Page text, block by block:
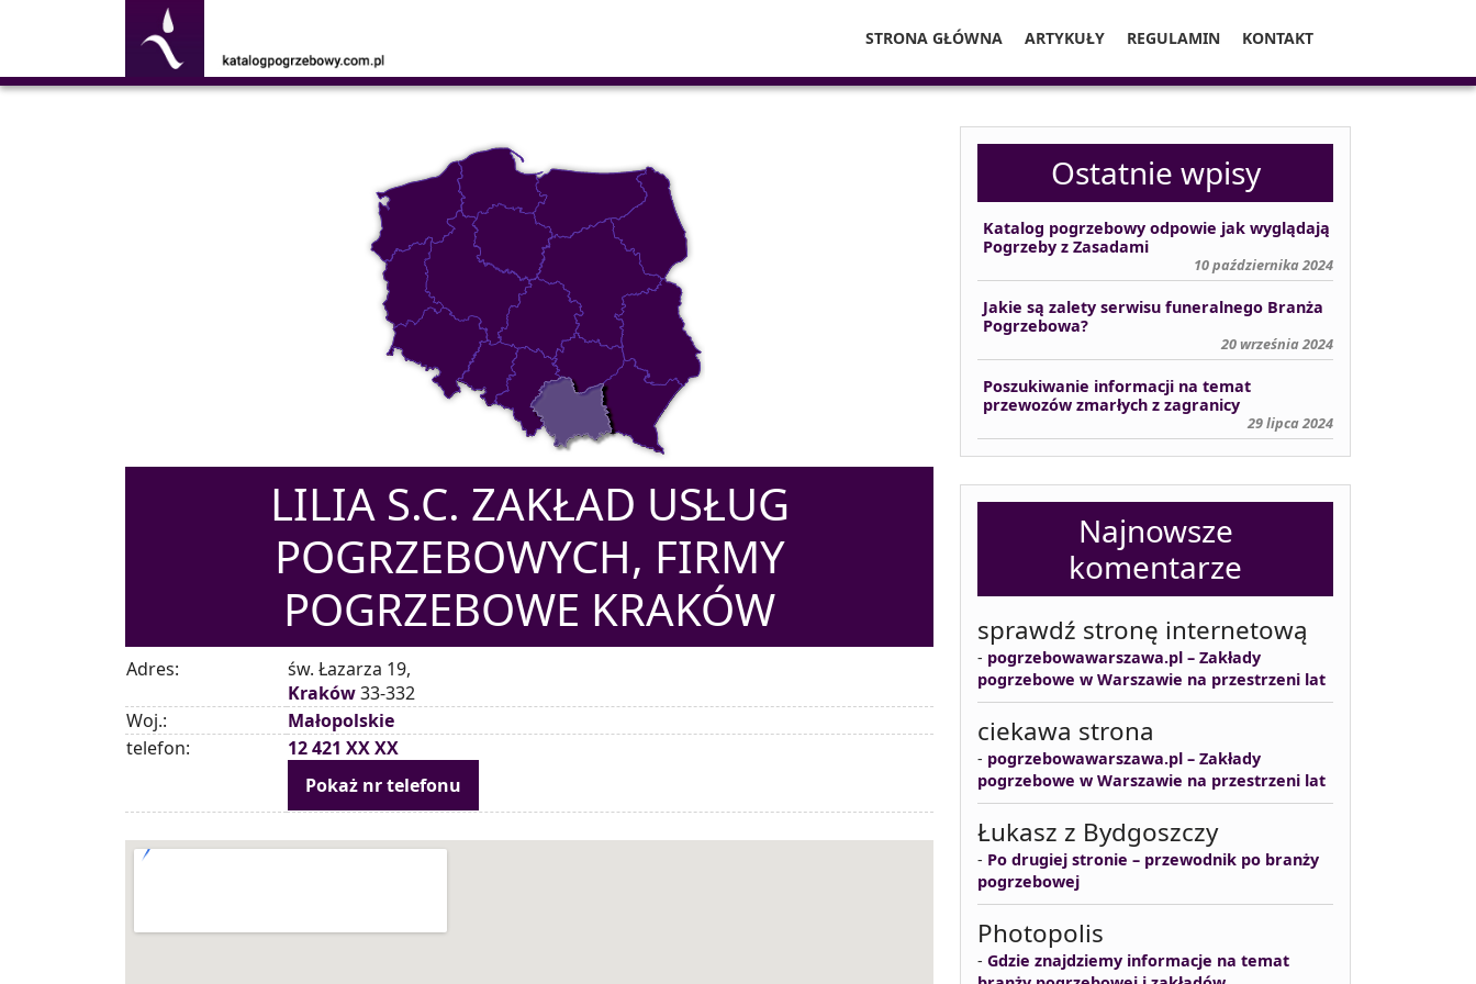
STRONA GŁÓWNA ARTYKUŁY REGULAMIN KONTAKT
LILIA S.C. ZAKŁAD USŁUG
POGRZEBOWYCH, FIRMY
POGRZEBOWE KRAKÓW
Adres:
św. Łazarza 19,
Kraków33-332
Woj.:
Małopolskie
telefon:
12 421 XX XX
Pokaż nr telefonu
Ostatnie wpisy
Katalog pogrzebowy odpowie jak wyglądają
Pogrzeby z Zasadami
10 października 2024
Jakie są zalety serwisu funeralnego Branża
Pogrzebowa?
20 września 2024
Poszukiwanie informacji na temat
przewozów zmarłych z zagranicy
29 lipca 2024
Najnowsze
komentarze
sprawdź stronę internetową
- pogrzebowawarszawa.pl – Zakłady
pogrzebowe w Warszawie na przestrzeni lat
ciekawa strona
- pogrzebowawarszawa.pl – Zakłady
pogrzebowe w Warszawie na przestrzeni lat
Łukasz z Bydgoszczy
- Po drugiej stronie – przewodnik po branży
pogrzebowej
Photopolis
- Gdzie znajdziemy informacje na temat